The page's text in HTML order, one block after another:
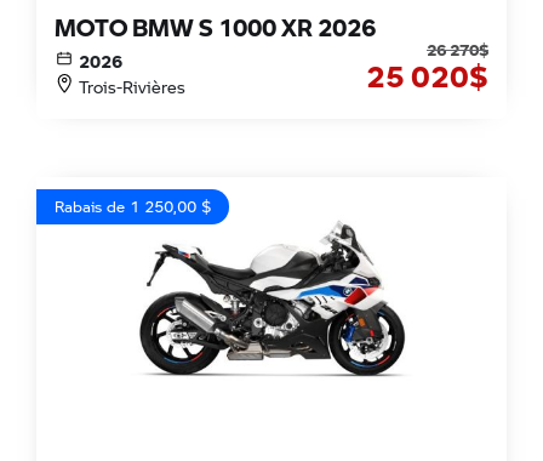
MOTO BMW S 1000 XR 2026
2026
Trois-Rivières
26 270$
25 020$
Rabais de 1 250,00 $